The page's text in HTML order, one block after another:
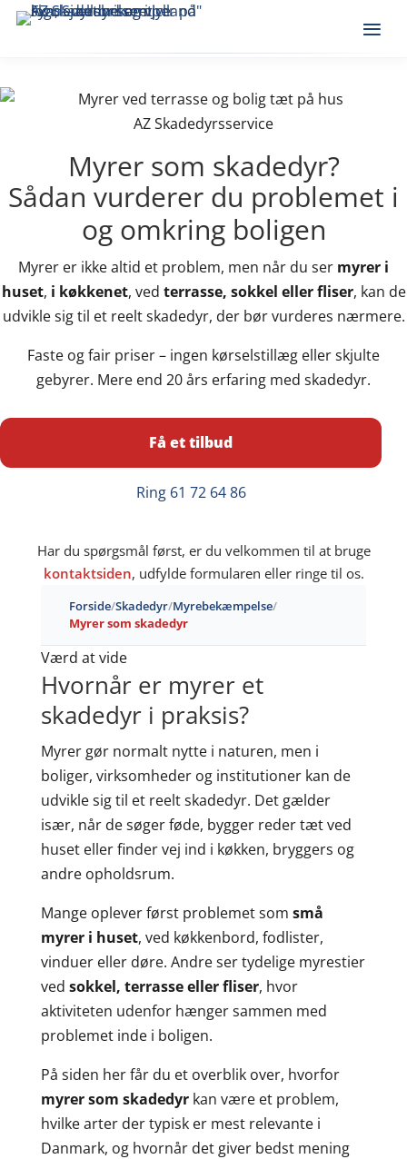
AZ Skadedyrsservice
Myrer som skadedyr?
Sådan vurderer du problemet i
og omkring boligen
Myrer er ikke altid et problem, men når du ser myrer i
huset, i køkkenet, ved terrasse, sokkel eller fliser, kan de
udvikle sig til et reelt skadedyr, der bør vurderes nærmere.
Faste og fair priser – ingen kørselstillæg eller skjulte
gebyrer. Mere end 20 års erfaring med skadedyr.
Få et tilbud
Ring 61 72 64 86
Har du spørgsmål først, er du velkommen til at bruge
kontaktsiden, udfylde formularen eller ringe til os.
Forside/Skadedyr/Myrebekæmpelse/
Myrer som skadedyr
Værd at vide
Hvornår er myrer et
skadedyr i praksis?
Myrer gør normalt nytte i naturen, men i
boliger, virksomheder og institutioner kan de
udvikle sig til et reelt skadedyr. Det gælder
især, når de søger føde, bygger reder tæt ved
huset eller finder vej ind i køkken, bryggers og
andre opholdsrum.
Mange oplever først problemet som små
myrer i huset, ved køkkenbord, fodlister,
vinduer eller døre. Andre ser tydelige myrestier
ved sokkel, terrasse eller fliser, hvor
aktiviteten udenfor hænger sammen med
problemet inde i boligen.
På siden her får du et overblik over, hvorfor
myrer som skadedyrkan være et problem,
hvilke arter der typisk er mest relevante i
Danmark, og hvornår det giver bedst mening